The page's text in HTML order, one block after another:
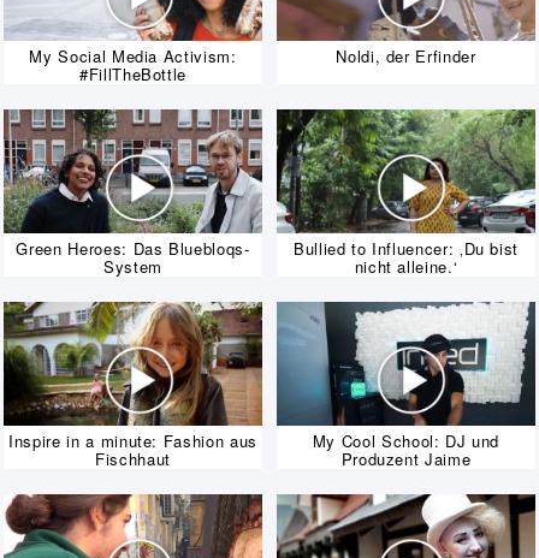
My Social Media Activism:
#FillTheBottle
Noldi, der Erfinder
Green Heroes: Das Bluebloqs-
System
Bullied to Influencer: ‚Du bist
nicht alleine.‘
Inspire in a minute: Fashion aus
Fischhaut
My Cool School: DJ und
Produzent Jaime